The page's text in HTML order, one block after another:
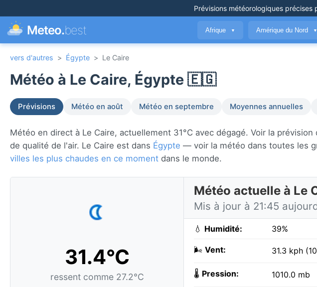
Prévisions météorologiques précises
Meteo.best Afrique ▼ Amérique du Nord ▼
vers d'autres > Égypte > Le Caire
Météo à Le Caire, Égypte 🇪🇬
Prévisions Météo en août Météo en septembre Moyennes annuelles
Météo en direct à Le Caire, actuellement 31°C avec dégagé. Voir la
de qualité de l'air. Le Caire est dans Égypte — voir la météo dans toutes les
villes les plus chaudes en ce moment dans le monde.
31.4°C
ressent comme 27.2°C
Météo actuelle à Le
Mis à jour à 21:45
💧 Humidité: 39%
🌬️ Vent: 31.3 kph
🌡️ Pression: 1010.0 mb